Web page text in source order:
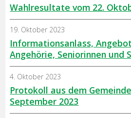
Wahlresultate vom 22.
Informationsanlass,
Angehörie, Seniorinnen und
19. Oktober 2023
Protokoll aus dem
September 2023
4. Oktober 2023